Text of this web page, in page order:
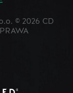
© 2026 CD